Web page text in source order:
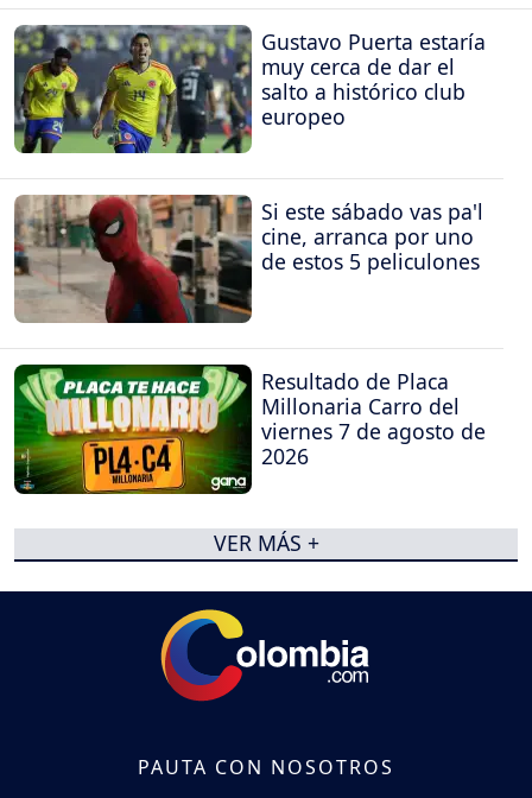
Gustavo Puerta estaría
muy cerca de dar el
salto a histórico club
europeo
Si este sábado vas pa'l
cine, arranca por uno
de estos 5 peliculones
Resultado de Placa
Millonaria Carro del
viernes 7 de agosto de
2026
VER MÁS +
PAUTA CON NOSOTROS